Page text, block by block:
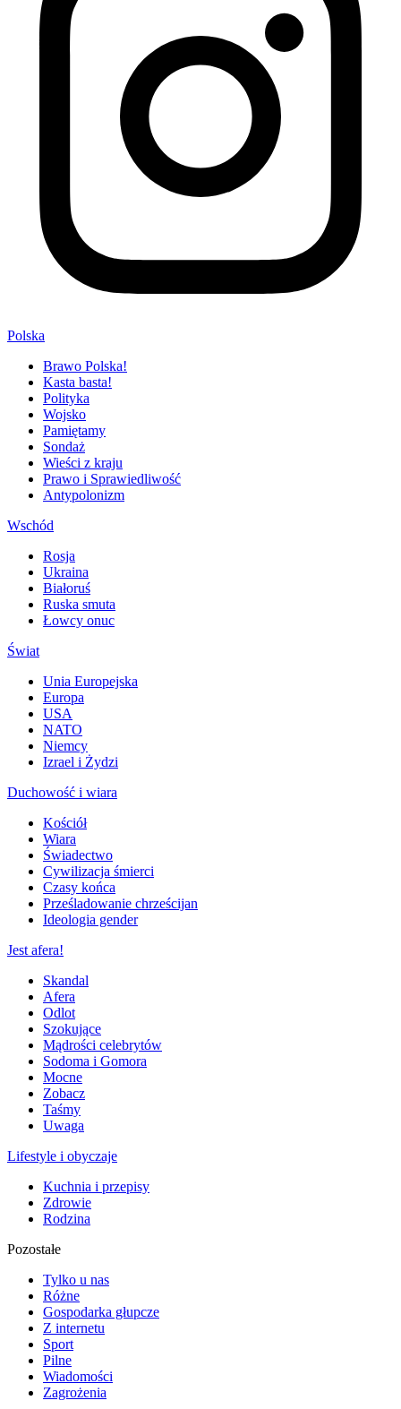
Polska
Brawo Polska!
Kasta basta!
Polityka
Wojsko
Pamiętamy
Sondaż
Wieści z kraju
Prawo i Sprawiedliwość
Antypolonizm
Wschód
Rosja
Ukraina
Białoruś
Ruska smuta
Łowcy onuc
Świat
Unia Europejska
Europa
USA
NATO
Niemcy
Izrael i Żydzi
Duchowość i wiara
Kościół
Wiara
Świadectwo
Cywilizacja śmierci
Czasy końca
Prześladowanie chrześcijan
Ideologia gender
Jest afera!
Skandal
Afera
Odlot
Szokujące
Mądrości celebrytów
Sodoma i Gomora
Mocne
Zobacz
Taśmy
Uwaga
Lifestyle i obyczaje
Kuchnia i przepisy
Zdrowie
Rodzina
Pozostałe
Tylko u nas
Różne
Gospodarka głupcze
Z internetu
Sport
Pilne
Wiadomości
Zagrożenia